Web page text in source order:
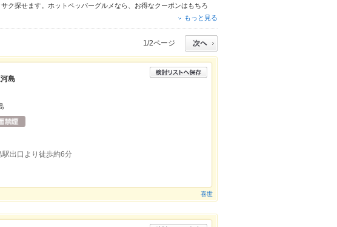
ク探せます。ホットペッパーグルメなら、お得なクーポンはもちろ
しているので安心！24時間使える簡単便利なネット予約が使えるお店
もっと見る
1/2ページ
島
駅出口より徒歩約6分
喜世